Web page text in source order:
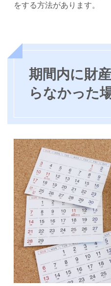
をする方法があります。
期間内に財
らなかった